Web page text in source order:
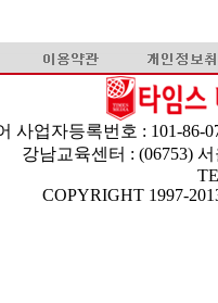
사업자등록번호 : 101-86-
강남교육센터 : (06753)
COPYRIGHT 1997-